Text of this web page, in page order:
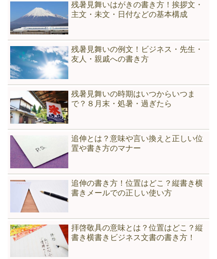
残暑見舞いはがきの書き方！挨拶文・
主文・未文・日付などの基本構成
残暑見舞いの例文！ビジネス・先生・
友人・親戚への書き方
残暑見舞いの時期はいつからいつま
で？８月末・処暑・過ぎたら
追伸とは？意味や言い換えと正しい位
置や書き方のマナー
追伸の書き方！位置はどこ？縦書き横
書きメールでの正しい使い方
拝啓敬具の意味とは？位置はどこ？縦
書き横書きビジネス文書の書き方！